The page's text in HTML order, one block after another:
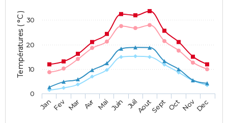
Températures ( °C )
JanFev Mar Avr Mai Juin JuilAoutSept OctNovDec
0
10
20
30